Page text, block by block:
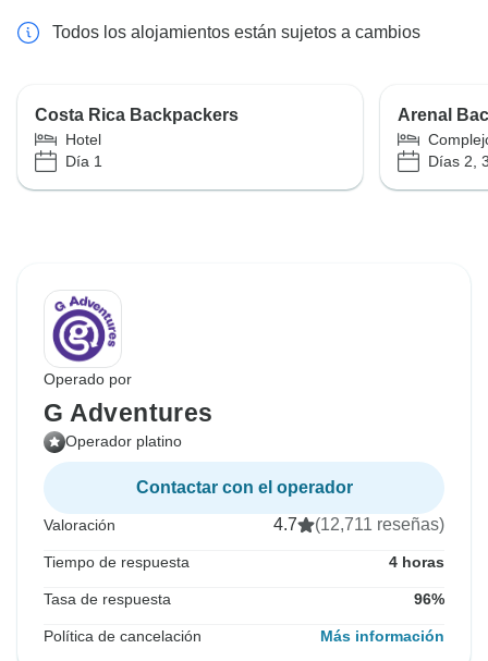
Todos los alojamientos están sujetos a cambios
Costa Rica Backpackers
Hotel
Día 1
Arenal
Días 2,
Operado por
G Adventures
Operador platino
Contactar con el operador
Valoración 4.7 (12,711 reseñas)
Tiempo de respuesta 4 horas
Tasa de respuesta 96%
Política de cancelación Más información